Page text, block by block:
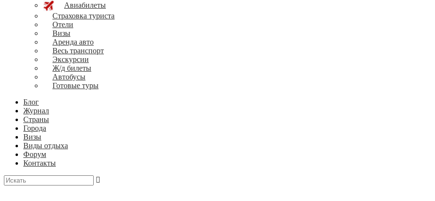
Авиабилеты
Страховка туриста
Отели
Визы
Аренда авто
Весь транспорт
Экскурсии
Ж/д билеты
Автобусы
Готовые туры
Блог
Журнал
Страны
Города
Визы
Виды отдыха
Форум
Контакты